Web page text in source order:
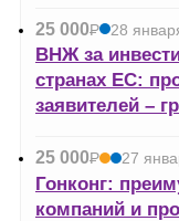
25 000Р
УБ.
28
ВНЖ за
странах ЕС:
заявителей –
25 000Р
УБ.
27
Гонконг:
компаний и